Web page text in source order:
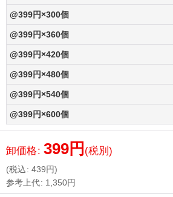
@399円×300個
@399円×360個
@399円×420個
@399円×480個
@399円×540個
@399円×600個
卸価格: 399円 (税別)
(税込: 439円)
参考上代: 1,350円